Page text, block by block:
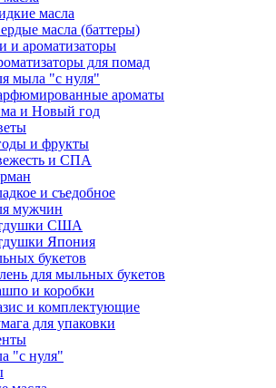
масла
масла (баттеры)
и ароматизаторы
для помад
мыла "с нуля"
ароматы
и Новый год
и фрукты
и СПА
и съедобное
мужчин
США
Япония
букетов
для мыльных букетов
и коробки
и комплектующие
для упаковки
"с нуля"